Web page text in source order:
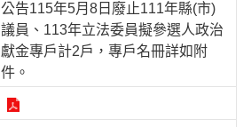
公告115年5月8日廢止111年縣(市)
議員、113年立法委員擬參選人政治
獻金專戶計2戶，專戶名冊詳如附
件。